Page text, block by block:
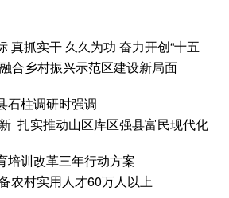
真抓实干 久久为功 奋力开创“十五
合乡村振兴示范区建设新局面
石柱调研时强调
扎实推动山区库区强县富民现代化
培训改革三年行动方案
农村实用人才60万人以上